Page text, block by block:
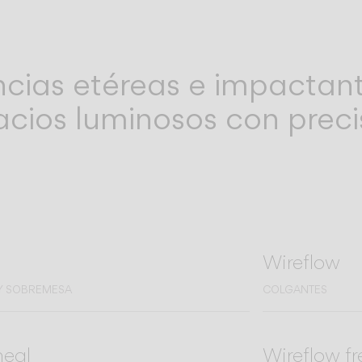
etéreas e
luminosos con
SOBREMESA
Wireflow
COLGANTES
Wireflow